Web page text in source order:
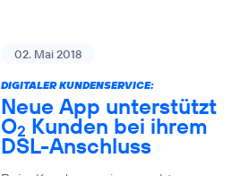
02. Mai 2018
DIGITALER KUNDENSERVICE:
Neue App unterstützt
O2 Kunden bei ihrem
DSL-Anschluss